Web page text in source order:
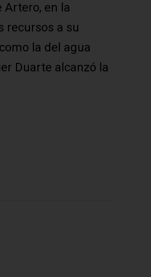
en la
recursos a su
la del agua
Duarte alcanzó la